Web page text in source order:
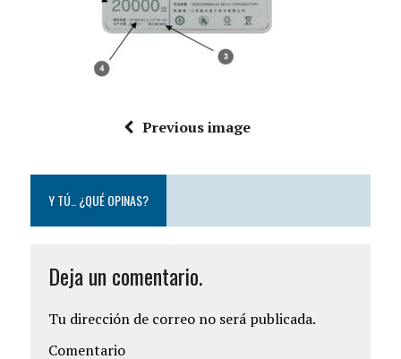
Previous image
Y TÚ.. ¿QUÉ OPINAS?
Deja un comentario.
Tu dirección de correo no será publicada.
Comentario